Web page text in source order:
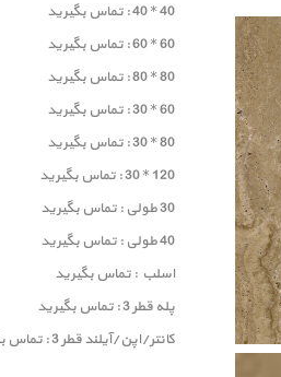
40 * 40 : تماس بگیرید
60 * 60 : تماس بگیرید
80 * 80 : تماس بگیرید
60 * 30 : تماس بگیرید
80 * 30 : تماس بگیرید
120 * 30 : تماس بگیرید
30 طولی : تماس بگیرید
40 طولی : تماس بگیرید
اسلب : تماس بگیرید
پله قطر 3 : تماس بگیرید
کانتر/اپن/آیلند قطر 3 : تماس بگیرید